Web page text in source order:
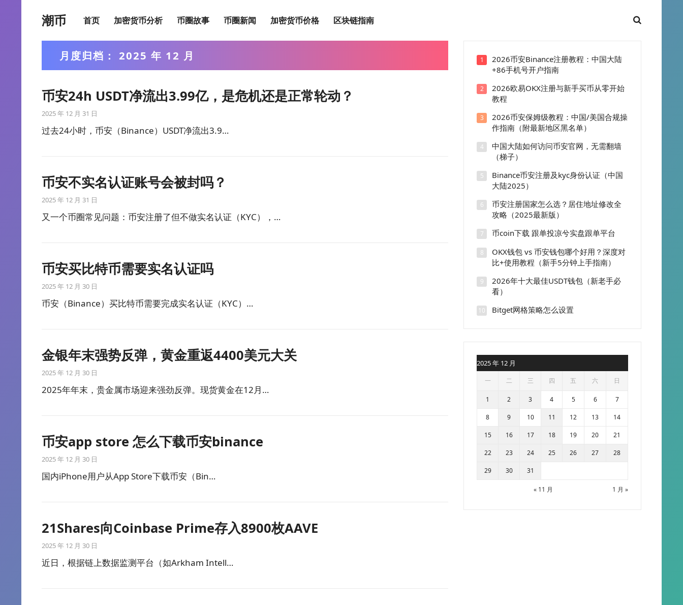
潮币 首页 加密货币分析 币圈故事 币圈新闻 加密货币价格 区块链指南
月度归档： 2025 年 12 月
币安24h USDT净流出3.99亿，是危机还是正常轮动？
2025 年 12 月 31 日
过去24小时，币安（Binance）USDT净流出3.9…
币安不实名认证账号会被封吗？
2025 年 12 月 31 日
又一个币圈常见问题：币安注册了但不做实名认证（KYC），…
币安买比特币需要实名认证吗
2025 年 12 月 30 日
币安（Binance）买比特币需要完成实名认证（KYC）…
金银年末强势反弹，黄金重返4400美元大关
2025 年 12 月 30 日
2025年年末，贵金属市场迎来强劲反弹。现货黄金在12月…
币安app store 怎么下载币安binance
2025 年 12 月 30 日
国内iPhone用户从App Store下载币安（Bin…
21Shares向Coinbase Prime存入8900枚AAVE
2025 年 12 月 30 日
近日，根据链上数据监测平台（如Arkham Intell…
1
2026币安Binance注册教程：中国大陆
+86手机号开户指南
2
2026欧易OKX注册与新手买币从零开始
教程
3
2026币安保姆级教程：中国/美国合规操
作指南（附最新地区黑名单）
4
中国大陆如何访问币安官网，无需翻墙
（梯子）
5
Binance币安注册及kyc身份认证（中国
大陆2025）
6
币安注册国家怎么选？居住地址修改全
攻略（2025最新版）
7 币coin下载 跟单投凉兮实盘跟单平台
8
OKX钱包 vs 币安钱包哪个好用？深度对
比+使用教程（新手5分钟上手指南）
9
2026年十大最佳USDT钱包（新老手必
看）
10 Bitget网格策略怎么设置
2025 年 12 月
一 二 三 四 五 六 日
1 2 3 4 5 6 7
8 9 10 11 12 13 14
15 16 17 18 19 20 21
22 23 24 25 26 27 28
29 30 31
« 11 月 1 月 »